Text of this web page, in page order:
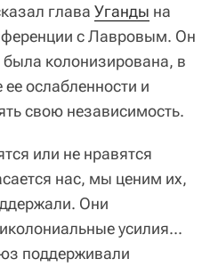
глава Уганды на
с Лавровым. Он
колонизирована, в
ослабленности и
свою независимость.
или не нравятся
нас, мы ценим их,
Они
усилия...
поддерживали